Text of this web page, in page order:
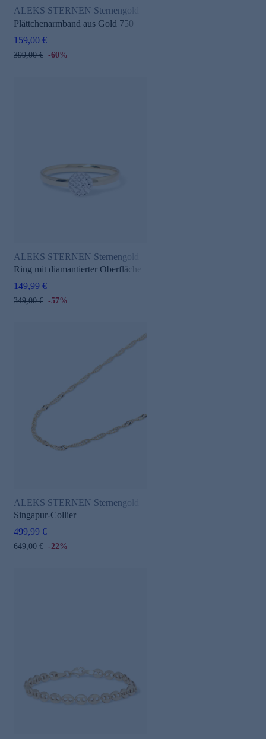
ALEKS STERNEN Sternengold
Plättchenarmband aus Gold 750
159,00 €
399,00 € -60%
ALEKS STERNEN Sternengold
Ring mit diamantierter Oberfläche
149,99 €
349,00 € -57%
ALEKS STERNEN Sternengold
Singapur-Collier
499,99 €
649,00 € -22%